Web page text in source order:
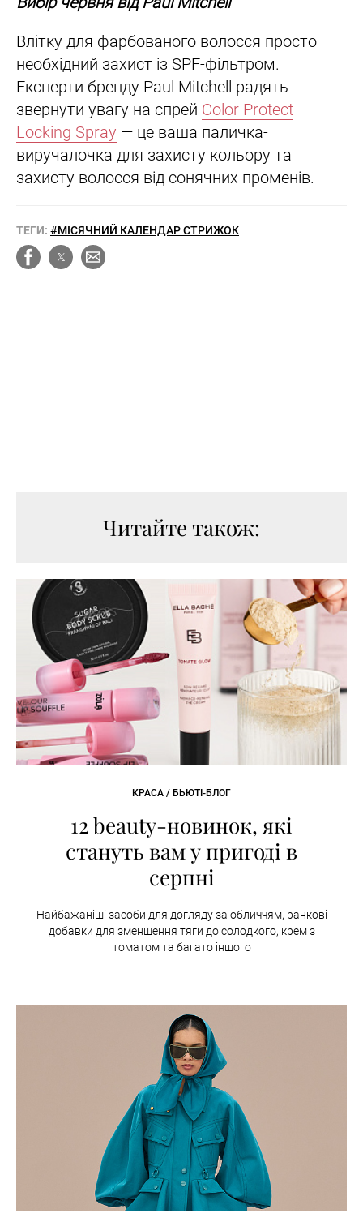
Влітку для фарбованого волосся просто
необхідний захист із SPF-фільтром.
Експерти бренду Paul Mitchell радять
звернути увагу на спрей Color Protect
Locking Spray — це ваша паличка-
виручалочка для захисту кольору та
захисту волосся від сонячних променів.
ТЕГИ: #МІСЯЧНИЙ КАЛЕНДАР СТРИЖОК
Читайте також:
КРАСА / БЬЮТІ-БЛОГ
12 beauty-новинок, які
стануть вам у пригоді в
серпні
Найбажаніші засоби для догляду за обличчям, ранкові
добавки для зменшення тяги до солодкого, крем з
томатом та багато іншого